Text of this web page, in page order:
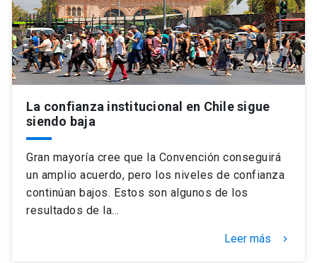
La confianza institucional en Chile sigue
siendo baja
Gran mayoría cree que la Convención conseguirá
un amplio acuerdo, pero los niveles de confianza
continúan bajos. Estos son algunos de los
resultados de la…
Leer más keyboard_arrow_right